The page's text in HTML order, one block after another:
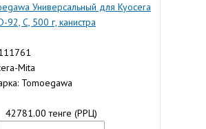
Универсальный для Kyocera
92, С, 500 г, канистра
Mita
Tomoegawa
42781.00 тенге (РРЦ)